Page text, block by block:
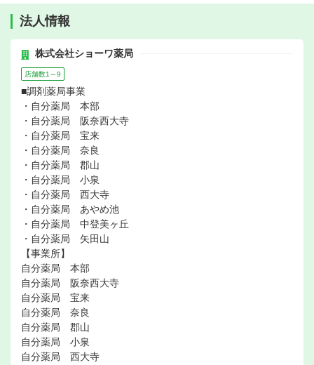
法人情報
株式会社ショーワ薬局
店舗数1～9
■調剤薬局事業
・自分薬局 本部
・自分薬局 阪奈西大寺
・自分薬局 宝来
・自分薬局 奈良
・自分薬局 郡山
・自分薬局 小泉
・自分薬局 西大寺
・自分薬局 あやめ池
・自分薬局 中登美ヶ丘
・自分薬局 矢田山
【事業所】
自分薬局 本部
自分薬局 阪奈西大寺
自分薬局 宝来
自分薬局 奈良
自分薬局 郡山
自分薬局 小泉
自分薬局 西大寺